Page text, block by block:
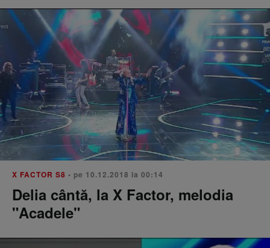
X FACTOR S8 • pe 10.12.2018 la 00:14
Delia cântă, la X Factor, melodia
"Acadele"